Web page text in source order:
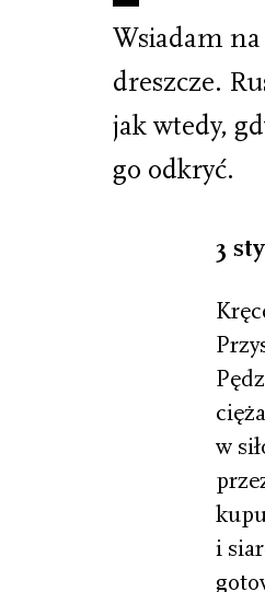
Wsiadam
dreszcze.
jak wtedy,
go odkryć.
3
w
i